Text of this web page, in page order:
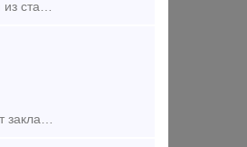
Описание В комплект скрепления на одну шпалу входит 4 клеммы АРС4. Клемма АРС изготовляется из стального прута d-16 / d-17 мм, марок 60С2А, 60С2ХА, 60С2ФХА. Область при
Продам Клемму ЖБР (2017 г.), 44 000 шт. – 71 руб./шт., подкладку КБ65 нов., 2,6 т – 82 000 руб/т, болт закладной М22х175 с гайкой, 1т – 65 000 руб./т, болт клеммный М22х75 в сборе, 4 т, - 82 0